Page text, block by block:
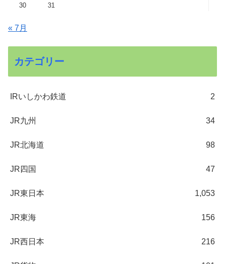
30
31
« 7月
カテゴリー
IRいしかわ鉄道 2
JR九州 34
JR北海道 98
JR四国 47
JR東日本 1,053
JR東海 156
JR西日本 216